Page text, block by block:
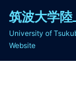
筑波大学
University of
Website